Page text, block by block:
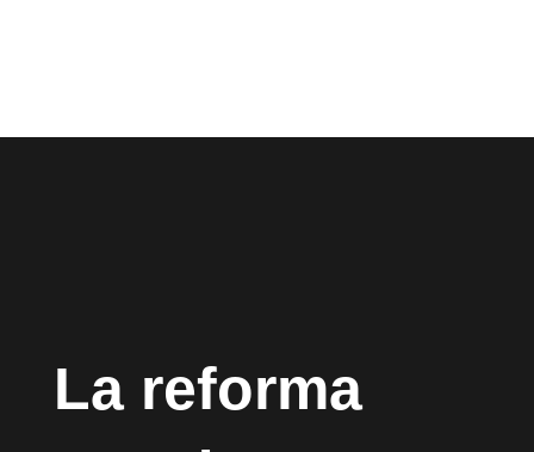
La reforma